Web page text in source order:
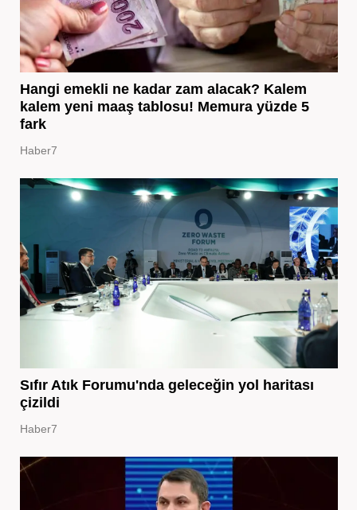
Hangi emekli ne kadar zam alacak? Kalem
kalem yeni maaş tablosu! Memura yüzde 5
fark
Haber7
Sıfır Atık Forumu'nda geleceğin yol haritası
çizildi
Haber7